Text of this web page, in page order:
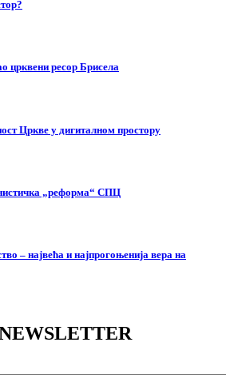
црквени ресор Брисела
Цркве у дигиталном простору
„реформа“ СПЦ
– највећа и најпрогоњенија вера на